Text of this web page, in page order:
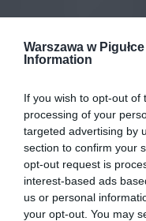
Warszawa w Pigułce
Information
If you wish to opt-out of
processing of your
targeted advertising by
section to confirm your
opt-out request is
interest-based ads
us or personal
your opt-out. You may